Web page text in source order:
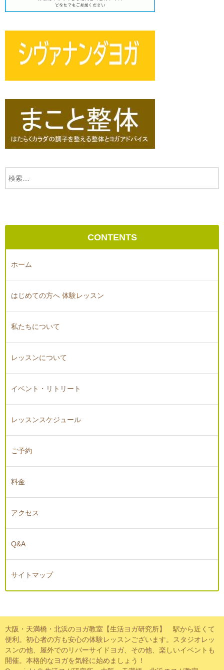
CONTENTS
ホーム
はじめての方へ 体験レッスン
私たちについて
レッスンについて
イベント・リトリート
レッスンスケジュール
ご予約
料金
アクセス
Q&A
サイトマップ
大阪・天満橋・北浜のヨガ教室【生活ヨガ研究所】 駅から近くて
便利。初心者の方も安心の体験レッスンございます。スタジオレッ
スンの他、屋外でのリバーサイドヨガ、その他、楽しいイベントも
開催。本格的なヨガを気軽に始めましょう！